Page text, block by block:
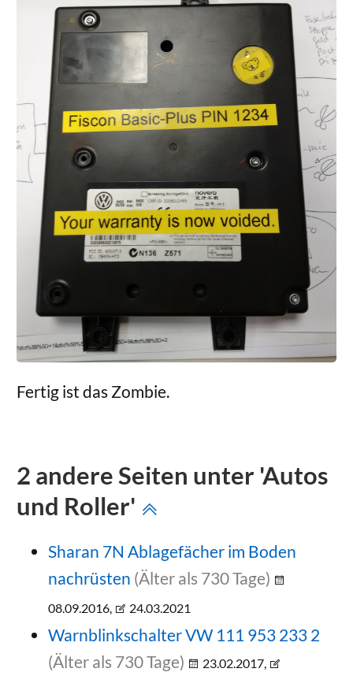
Fertig ist das Zombie.
2 andere Seiten unter 'Autos
und Roller'
Sharan 7N Ablagefächer im Boden
nachrüsten (Älter als 730 Tage)
08.09.2016, 24.03.2021
Warnblinkschalter VW 111 953 233 2
(Älter als 730 Tage)
23.02.2017,